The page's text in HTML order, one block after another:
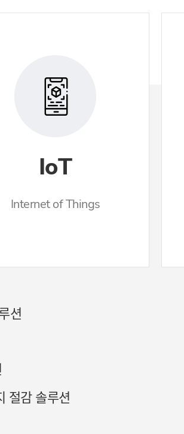
IoT
Internet of Things
션
절감 솔루션